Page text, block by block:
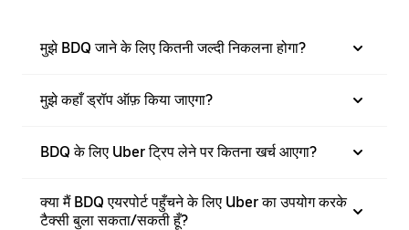
मुझे BDQ जाने के लिए कितनी जल्दी निकलना होगा?
मुझे कहाँ ड्रॉप ऑफ़ किया जाएगा?
BDQ के लिए Uber ट्रिप लेने पर कितना खर्च आएगा?
क्या मैं BDQ एयरपोर्ट पहुँचने के लिए Uber का उपयोग करके
टैक्सी बुला सकता/सकती हूँ?